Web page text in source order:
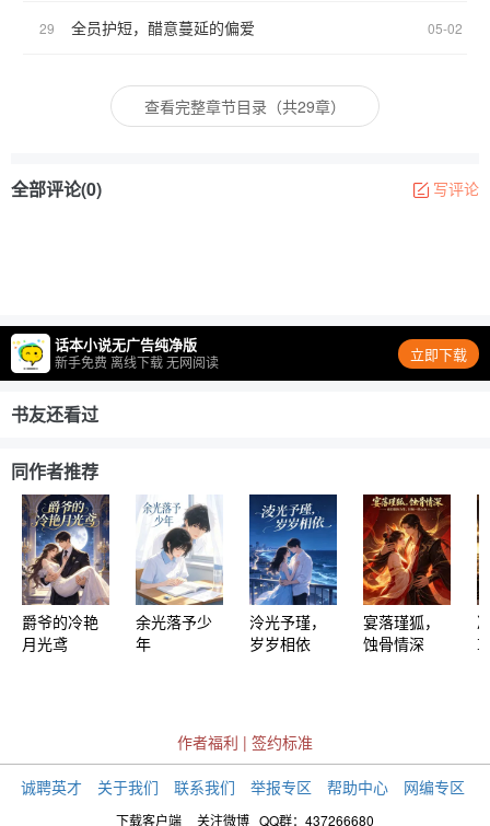
29 全员护短，醋意蔓延的偏爱 05-02
查看完整章节目录（共29章）
全部评论(0) 写评论
话本小说无广告纯净版
新手免费 离线下载 无网阅读 立即下载
书友还看过
同作者推荐
爵爷的冷艳
月光鸢
余光落予少
年
泠光予瑾，
岁岁相依
宴落瑾狐，
蚀骨情深
作者福利 | 签约标准
诚聘英才 关于我们 联系我们 举报专区 帮助中心 网编专区
下载客户端 关注微博 QQ群：437266680